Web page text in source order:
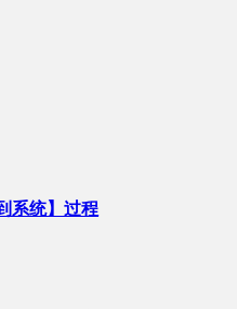
系统】过程